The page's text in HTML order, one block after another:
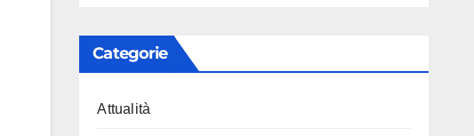
Categorie
Attualità